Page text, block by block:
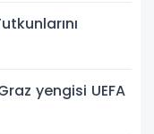
yengisi UEFA